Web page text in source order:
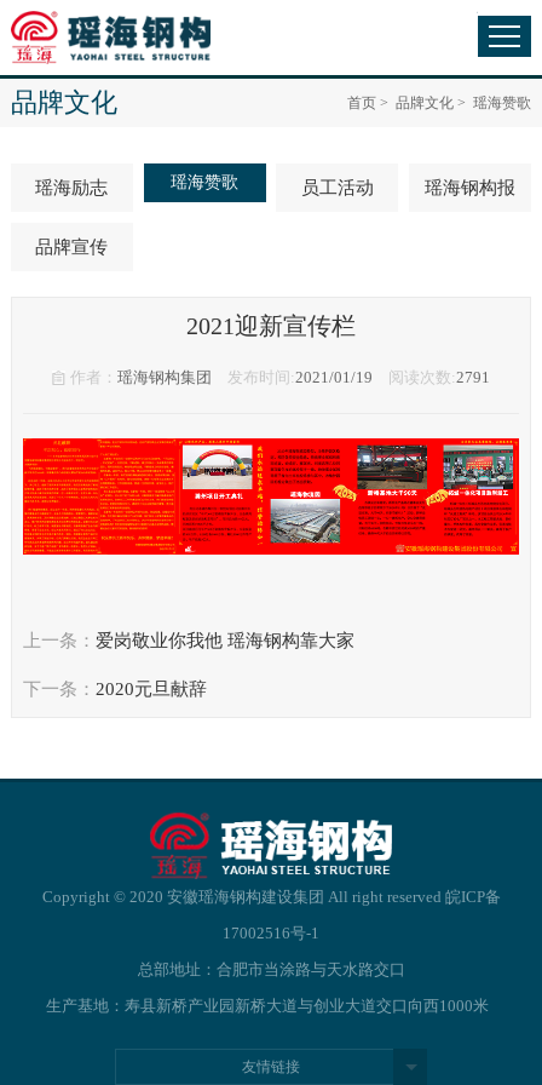
品牌文化 首页 > 品牌文化 > 瑶海赞歌
瑶海励志 瑶海赞歌 员工活动 瑶海钢构报
品牌宣传
2021迎新宣传栏
作者： 瑶海钢构集团 发布时间: 2021/01/19 阅读次数: 2791
上一条： 爱岗敬业你我他 瑶海钢构靠大家
下一条： 2020元旦献辞
Copyright © 2020 安徽瑶海钢构建设集团 All right reserved 皖ICP备
17002516号-1
总部地址：合肥市当涂路与天水路交口
生产基地：寿县新桥产业园新桥大道与创业大道交口向西1000米
友情链接